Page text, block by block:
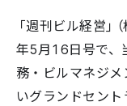
「週刊ビル経営
年5月16日号で、
務・ビルマネジ
いグランドセント